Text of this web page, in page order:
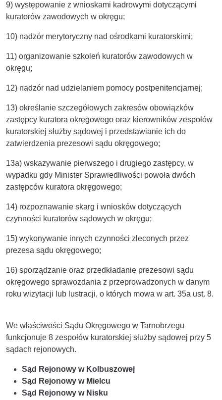
9) występowanie z wnioskami kadrowymi dotyczącymi
kuratorów zawodowych w okręgu;
10) nadzór merytoryczny nad ośrodkami kuratorskimi;
11) organizowanie szkoleń kuratorów zawodowych w
okręgu;
12) nadzór nad udzielaniem pomocy postpenitencjarnej;
13) określanie szczegółowych zakresów obowiązków
zastępcy kuratora okręgowego oraz kierowników zespołów
kuratorskiej służby sądowej i przedstawianie ich do
zatwierdzenia prezesowi sądu okręgowego;
13a) wskazywanie pierwszego i drugiego zastępcy, w
wypadku gdy Minister Sprawiedliwości powoła dwóch
zastępców kuratora okręgowego;
14) rozpoznawanie skarg i wniosków dotyczących
czynności kuratorów sądowych w okręgu;
15) wykonywanie innych czynności zleconych przez
prezesa sądu okręgowego;
16) sporządzanie oraz przedkładanie prezesowi sądu
okręgowego sprawozdania z przeprowadzonych w danym
roku wizytacji lub lustracji, o których mowa w art. 35a ust. 8.
We właściwości Sądu Okręgowego w Tarnobrzegu
funkcjonuje 8 zespołów kuratorskiej służby sądowej przy 5
sądach rejonowych.
Sąd Rejonowy w Kolbuszowej
Sąd Rejonowy w Mielcu
Sąd Rejonowy w Nisku